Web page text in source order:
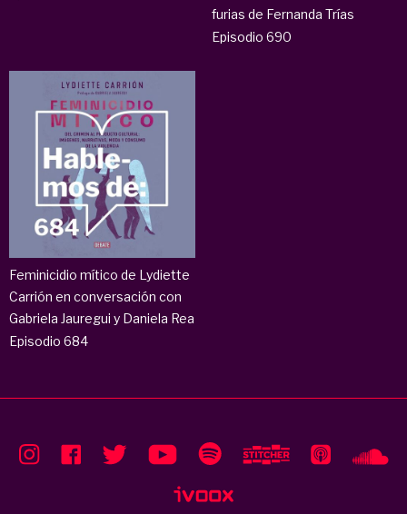
furias de Fernanda Trías
Episodio 690
Feminicidio mítico de Lydiette
Carrión en conversación con
Gabriela Jauregui y Daniela Rea
Episodio 684